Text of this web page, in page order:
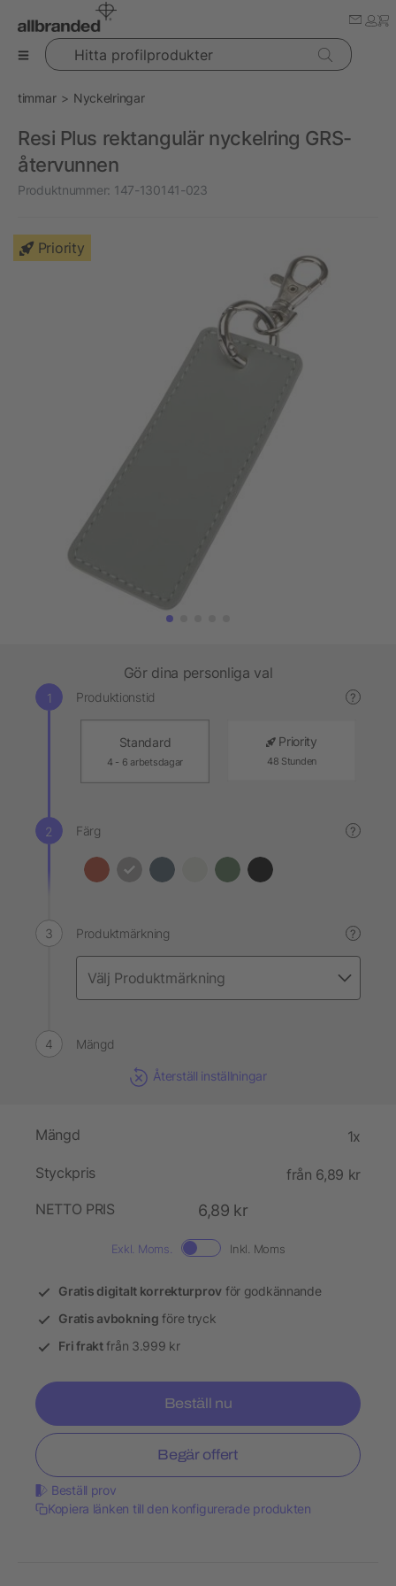
Hitta profilprodukter
timmar Nyckelringar
Resi Plus rektangulär nyckelring GRS-
återvunnen
Produktnummer: 147-130141-023
Priority
Gör dina personliga val
Produktionstid ?
Standard
4 - 6 arbetsdagar
Priority
48 Stunden
Färg ?
Produktmärkning ?
Mängd
Återställ inställningar
Mängd 1x
Styckpris
från 6,89 kr
NETTO PRIS
6,89 kr
Exkl. Moms. Inkl. Moms
Gratis digitalt korrekturprov för godkännande
Gratis avbokning före tryck
Fri fraktfrån 3.999 kr
Beställ nu
Begär offert
Beställ prov
Kopiera länken till den konfigurerade produkten